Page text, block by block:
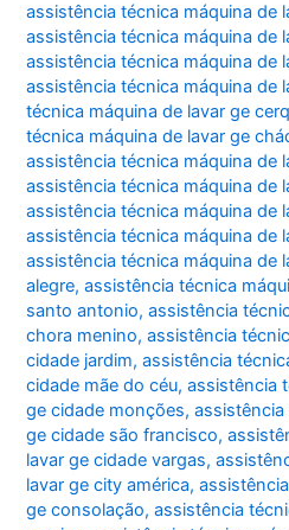
assistência técnica máquina de
assistência técnica máquina de
assistência técnica máquina de
assistência técnica máquina de
técnica máquina de lavar ge
técnica máquina de lavar ge
assistência técnica máquina de
assistência técnica máquina de
assistência técnica máquina de
assistência técnica máquina de
assistência técnica máquina de
alegre,assistência técnica
santo antonio,assistência
chora menino,assistência
cidade jardim,assistência
cidade mãe do céu,assistência
ge cidade monções,assistência
ge cidade são francisco,
lavar ge cidade vargas,
lavar ge city américa,
ge consolação,assistência